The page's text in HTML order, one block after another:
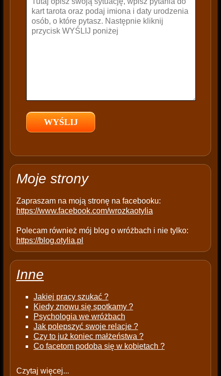
e
e
p
y
Moje strony
Zapraszam na moją stronę na facebooku:
https://www.facebook.com/wrozkaotylia
Polecam również mój blog o wróżbach i nie tylko:
https://blog.otylia.pl
Inne
Jakiej pracy szukać ?
Kiedy znowu się spotkamy ?
Psychologia we wróżbach
Jak polepszyć swoje relacje ?
Czy to już koniec małżeństwa ?
Co facetom podoba się w kobietach ?
Czytaj więcej...